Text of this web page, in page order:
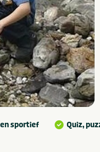
sportief Quiz,